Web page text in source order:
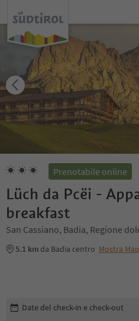
Prenotabile online
Lüch da Pcëi -
breakfast
San Cassiano, Badia, Regione
5.1 km da Badia centro Mostra
Modifica i dettagli della
Date del check-in e check-out